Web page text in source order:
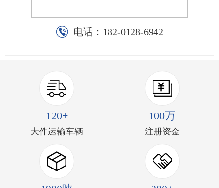
电话： 182-0128-6942
120+
大件运输车辆
100万
注册资金